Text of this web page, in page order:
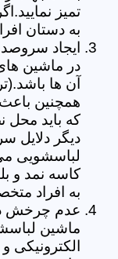
تمیز
به دستان
ایجاد
در ماشین
آن ها
همچنین
که باید محل
دیگر دلایل
لباسشویی
کاسه نمد و
به افراد
عدم چرخش
ماشین